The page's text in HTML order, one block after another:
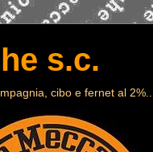
s.c.
cibo e fernet al 2%...